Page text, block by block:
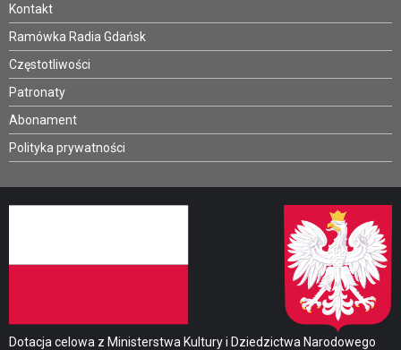
Kontakt
Ramówka Radia Gdańsk
Częstotliwości
Patronaty
Abonament
Polityka prywatności
Dotacja celowa z Ministerstwa Kultury i Dziedzictwa Narodowego